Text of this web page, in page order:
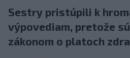
Sestry pristúpili k
výpovediam, pretože
zákonom o platoch